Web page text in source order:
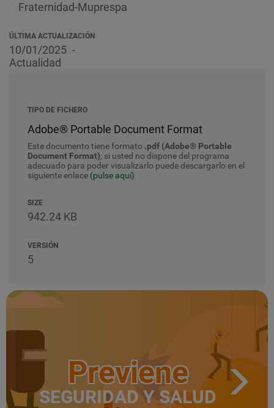
Fraternidad-Muprespa
ÚLTIMA ACTUALIZACIÓN
10/01/2025
Actualidad
TIPO DE FICHERO
Adobe® Portable Document Format
Este documento tiene formato .pdf (Adobe® Portable
Document Format); si usted no dispone del programa
adecuado para poder visualizarlo puede descargarlo en el
siguiente enlace (pulse aquí)
SIZE
942.24 KB
VERSIÓN
5
Previene
SEGURIDAD Y SALUD